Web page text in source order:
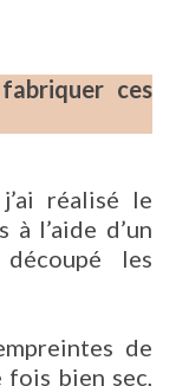
ces
réalisé le
l’aide d’un
les
de
fois bien sec,